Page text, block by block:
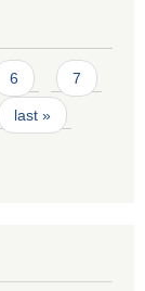
6 7
last »